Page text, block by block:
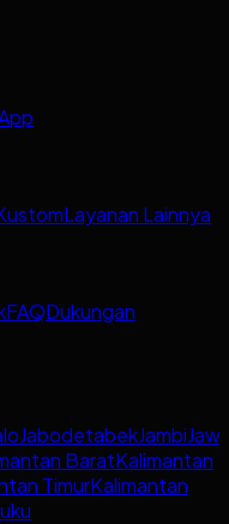
Layanan Lainnya
FAQDukungan
JabodetabekJambi
BaratKalimantan
TimurKalimantan